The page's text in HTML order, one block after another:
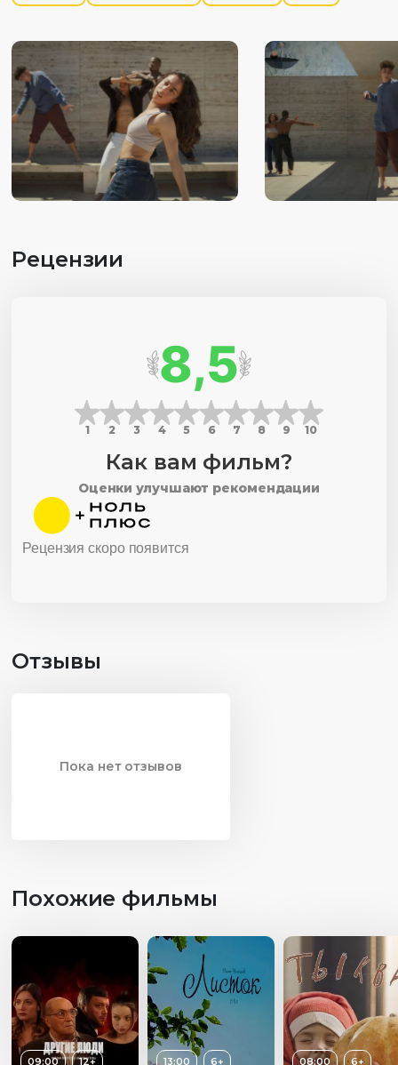
Рецензии
8,5
1 2 3 4 5 6 7 8 9 10
Как вам фильм?
Оценки улучшают рекомендации
Рецензия скоро появится
Отзывы
Пока нет отзывов
Похожие фильмы
09:00 12+ 13:00 6+ 08:00 6+